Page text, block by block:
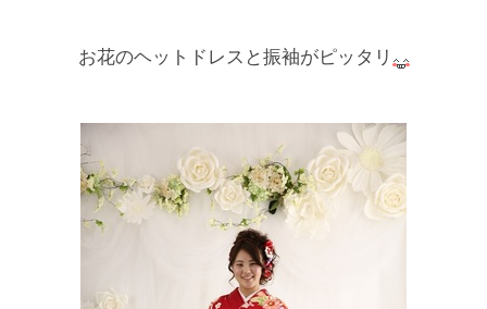
お花のヘットドレスと振袖がピッタリ